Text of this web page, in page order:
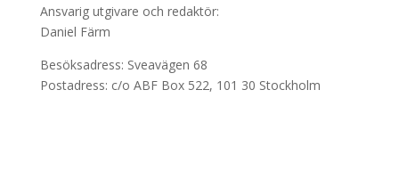
Ansvarig utgivare och redaktör:
Daniel Färm
Besöksadress: Sveavägen 68
Postadress: c/o ABF Box 522, 101 30 Stockholm